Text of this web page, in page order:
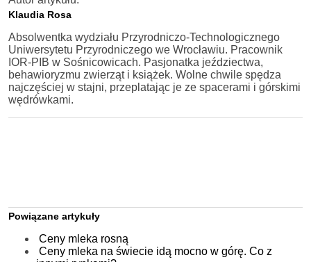
Klaudia Rosa
Absolwentka wydziału Przyrodniczo-Technologicznego
Uniwersytetu Przyrodniczego we Wrocławiu. Pracownik
IOR-PIB w Sośnicowicach. Pasjonatka jeździectwa,
behawioryzmu zwierząt i książek. Wolne chwile spędza
najczęściej w stajni, przeplatając je ze spacerami i górskimi
wędrówkami.
Powiązane artykuły
Ceny mleka rosną
Ceny mleka na świecie idą mocno w górę. Co z